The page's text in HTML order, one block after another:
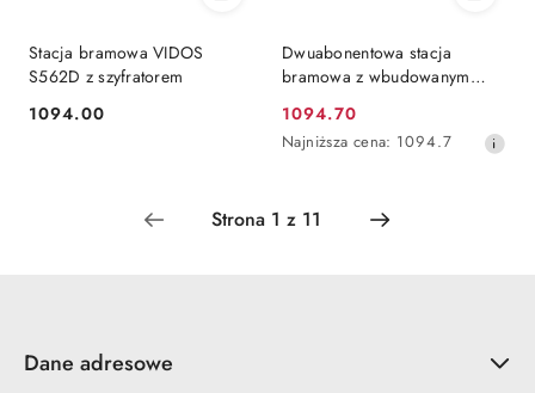
Stacja bramowa VIDOS
S562D z szyfratorem
Cena:
1094.00
Dwuabonentowa stacja
bramowa z wbudowanym
Cena
promocyjna:
1094.70
Najniższa
dni
Najniższa cena: 1094.7
Dane adresowe